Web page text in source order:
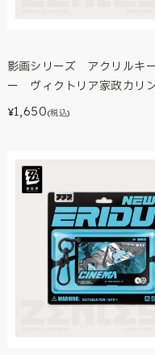
影画シリーズ アクリルキ
ー ヴィクトリア家政カリ
¥1,650(税込)